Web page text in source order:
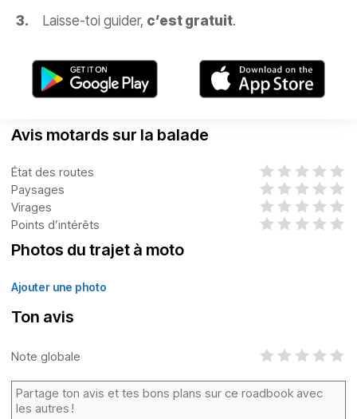
Laisse-toi guider, c’est gratuit.
Avis motards sur la balade
État des routes
Paysages
Virages
Points d’intérêts
Photos du trajet à moto
Ajouter une photo
Ton avis
Note globale